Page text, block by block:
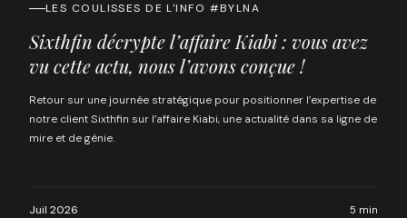
LES COULISSES DE L'INFO #BYLNA
Sixthfin décrypte l’affaire Kiabi : vous avez
vu cette actu, nous l’avons conçue !
Retour sur une journée stratégique pour positionner l’expertise de
notre client Sixthfin sur l’affaire Kiabi, une actualité dans sa ligne de
mire et de génie.
Juil 2026 5 min